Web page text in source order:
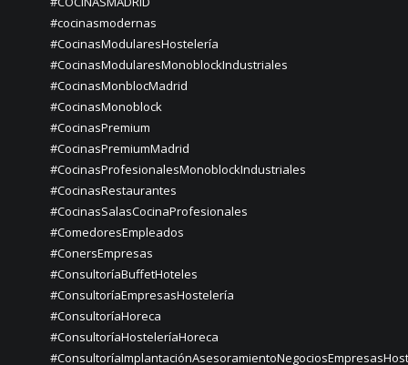
#cocinasmodernas
#CocinasModularesHostelería
#CocinasModularesMonoblockIndustriales
#CocinasMonblocMadrid
#CocinasMonoblock
#CocinasPremium
#CocinasPremiumMadrid
#CocinasProfesionalesMonoblockIndustriales
#CocinasRestaurantes
#CocinasSalasCocinaProfesionales
#ComedoresEmpleados
#ConersEmpresas
#ConsultoríaBuffetHoteles
#ConsultoríaEmpresasHostelería
#ConsultoríaHoreca
#ConsultoríaHosteleríaHoreca